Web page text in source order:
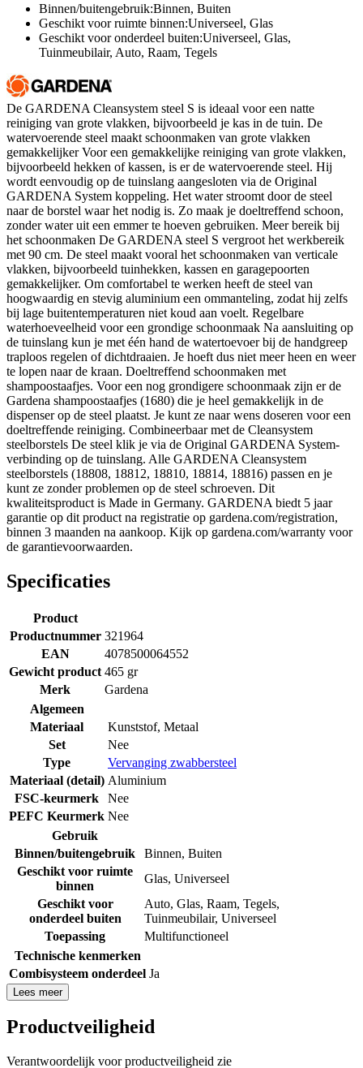
Binnen/buitengebruik:Binnen, Buiten
Geschikt voor ruimte binnen:Universeel, Glas
Geschikt voor onderdeel buiten:Universeel, Glas,
Tuinmeubilair, Auto, Raam, Tegels
De GARDENA Cleansystem steel S is ideaal voor een natte
reiniging van grote vlakken, bijvoorbeeld je kas in de tuin. De
watervoerende steel maakt schoonmaken van grote vlakken
gemakkelijker Voor een gemakkelijke reiniging van grote vlakken,
bijvoorbeeld hekken of kassen, is er de watervoerende steel. Hij
wordt eenvoudig op de tuinslang aangesloten via de Original
GARDENA System koppeling. Het water stroomt door de steel
naar de borstel waar het nodig is. Zo maak je doeltreffend schoon,
zonder water uit een emmer te hoeven gebruiken. Meer bereik bij
het schoonmaken De GARDENA steel S vergroot het werkbereik
met 90 cm. De steel maakt vooral het schoonmaken van verticale
vlakken, bijvoorbeeld tuinhekken, kassen en garagepoorten
gemakkelijker. Om comfortabel te werken heeft de steel van
hoogwaardig en stevig aluminium een ommanteling, zodat hij zelfs
bij lage buitentemperaturen niet koud aan voelt. Regelbare
waterhoeveelheid voor een grondige schoonmaak Na aansluiting op
de tuinslang kun je met één hand de watertoevoer bij de handgreep
traploos regelen of dichtdraaien. Je hoeft dus niet meer heen en weer
te lopen naar de kraan. Doeltreffend schoonmaken met
shampoostaafjes. Voor een nog grondigere schoonmaak zijn er de
Gardena shampoostaafjes (1680) die je heel gemakkelijk in de
dispenser op de steel plaatst. Je kunt ze naar wens doseren voor een
doeltreffende reiniging. Combineerbaar met de Cleansystem
steelborstels De steel klik je via de Original GARDENA System-
verbinding op de tuinslang. Alle GARDENA Cleansystem
steelborstels (18808, 18812, 18810, 18814, 18816) passen en je
kunt ze zonder problemen op de steel schroeven. Dit
kwaliteitsproduct is Made in Germany. GARDENA biedt 5 jaar
garantie op dit product na registratie op gardena.com/registration,
binnen 3 maanden na aankoop. Kijk op gardena.com/warranty voor
de garantievoorwaarden.
Specificaties
Product
Productnummer 321964
EAN
4078500064552
Gewicht product 465 gr
Merk
Gardena
Algemeen
Materiaal
Kunststof, Metaal
Set
Nee
Type
Vervanging zwabbersteel
Materiaal (detail) Aluminium
FSC-keurmerk
Nee
PEFC Keurmerk Nee
Gebruik
Binnen/buitengebruik
Binnen, Buiten
Geschikt voor ruimte
binnen
Glas, Universeel
Geschikt voor
onderdeel buiten
Auto, Glas, Raam, Tegels,
Tuinmeubilair, Universeel
Toepassing
Multifunctioneel
Technische kenmerken
Combisysteem onderdeel Ja
Lees meer
Productveiligheid
Verantwoordelijk voor productveiligheid zie